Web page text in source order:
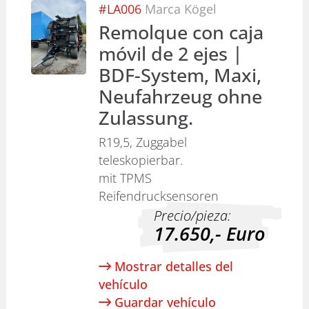
#LA006 Marca Kögel
Remolque con caja
móvil de 2 ejes |
BDF-System, Maxi,
Neufahrzeug ohne
Zulassung.
R19,5, Zuggabel
teleskopierbar.
mit TPMS
Reifendrucksensoren
Precio/pieza:
17.650,- Euro
Mostrar detalles del
vehículo
Guardar vehículo